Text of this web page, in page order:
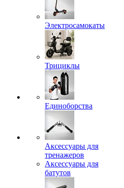
Электросамокаты
Трициклы
Единоборства
Аксессуары для
тренажеров
Аксессуары для
батутов